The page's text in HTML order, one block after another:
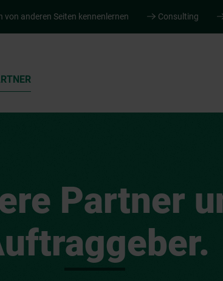
von anderen Seiten kennenlernen Consulting
Partner